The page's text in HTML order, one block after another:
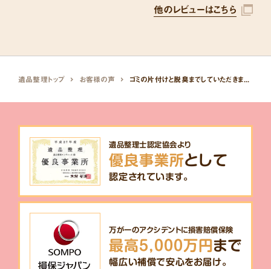
他のレビューはこちら
遺品整理トップ お客様の声
遺品整理士認定協会より
優良事業所として
認定されています。
万が一のアクシデントに損害賠償保険
最高5,000万円まで
幅広い補償で安心をお届け。